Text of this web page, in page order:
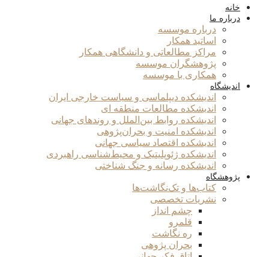
خانه
درباره ما
درباره موسسه
اساتید همکار
مراکز مطالعاتی و دانشگاهی همکار
پژوهشگران موسسه
همکاری با موسسه
اندیشگاه
اندیشکده دیپلماسی و سیاست خارجی ایران
اندیشکده مطالعات منطقه ای
اندیشکده روابط بین‌الملل و روندهای جهانی
اندیشکده امنیت و بحران‌پژوهی
اندیشکده اقتصاد سیاسی جهانی
اندیشکده ژئوپلیتیک و محیط‌شناسی راهبردی
اندیشکده رسانه و جنگ شناختی
پژوهشگاه
کتاب‌ها و تک‌نگاشت‌ها
نشریات تخصصی
چشم انداز
قلمرو
ره نگاشت
بحران پژوهی